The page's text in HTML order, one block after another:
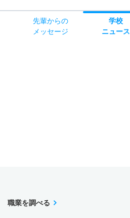
先輩からの
メッセージ
学校
ニュース
職業を調べる